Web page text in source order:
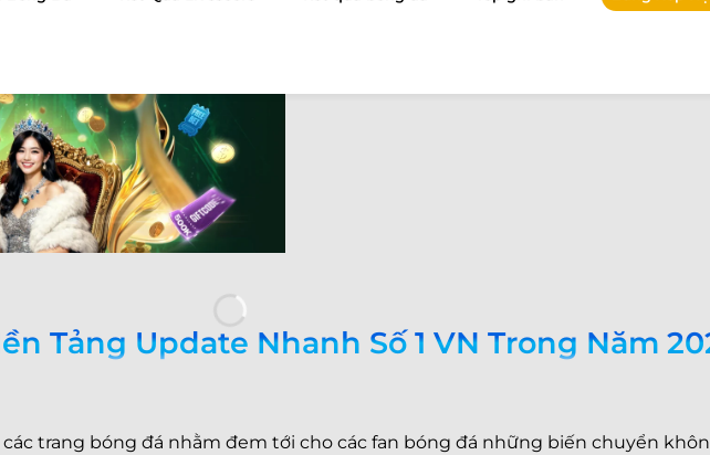
Tảng Update Nhanh Số 1 VN Trong Năm
trang bóng đá nhằm đem tới cho các fan bóng đá những biến chuyển